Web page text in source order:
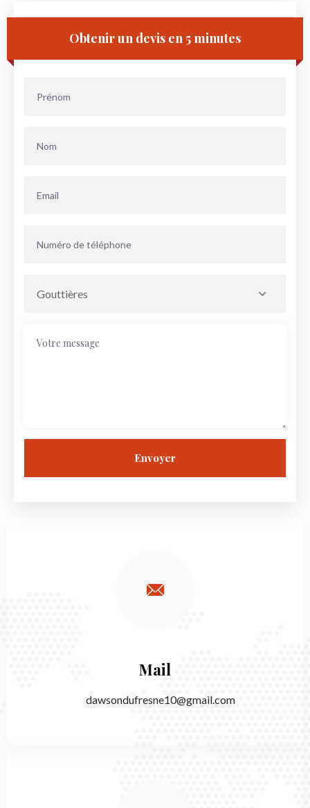
Obtenir un devis en 5 minutes
Gouttières
Envoyer
Mail
dawsondufresne10@gmail.com